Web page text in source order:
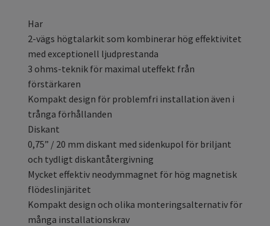
Har
2-vägs högtalarkit som kombinerar hög effektivitet
med exceptionell ljudprestanda
3 ohms-teknik för maximal uteffekt från
förstärkaren
Kompakt design för problemfri installation även i
trånga förhållanden
Diskant
0,75” / 20 mm diskant med sidenkupol för briljant
och tydligt diskantåtergivning
Mycket effektiv neodymmagnet för hög magnetisk
flödeslinjäritet
Kompakt design och olika monteringsalternativ för
många installationskrav